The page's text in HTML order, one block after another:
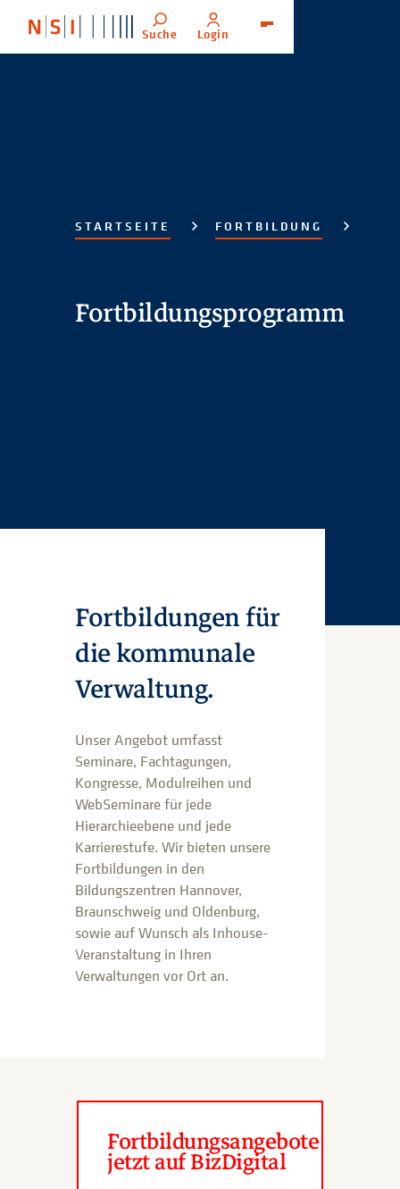
Suche Login
STARTSEITE FORTBILDUNG
Fortbildungsprogramm
Fortbildungen für
die kommunale
Verwaltung.
Unser Angebot umfasst
Seminare, Fachtagungen,
Kongresse, Modulreihen und
WebSeminare für jede
Hierarchieebene und jede
Karrierestufe. Wir bieten unsere
Fortbildungen in den
Bildungszentren Hannover,
Braunschweig und Oldenburg,
sowie auf Wunsch als Inhouse-
Veranstaltung in Ihren
Verwaltungen vor Ort an.
Fortbildungsangebote
jetzt auf BizDigital